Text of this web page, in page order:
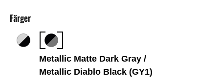
Färger
Metallic Matte Dark Gray /
Metallic Diablo Black (GY1)